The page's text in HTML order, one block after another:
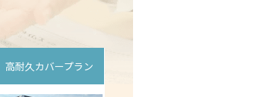
高耐久カバープラン